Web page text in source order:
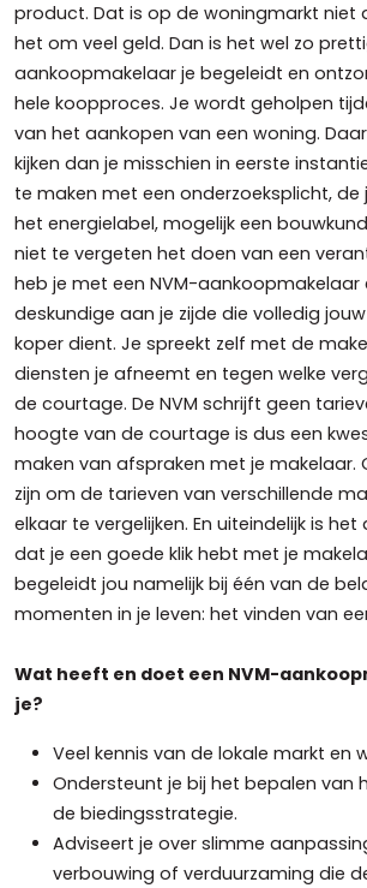
product. Dat is op de woningmarkt niet
het om veel geld. Dan is het wel zo
aankoopmakelaar je begeleidt en
hele koopproces. Je wordt geholpen
van het aankopen van een woning.
kijken dan je misschien in eerste
te maken met een onderzoeksplicht, de
het energielabel, mogelijk een
niet te vergeten het doen van een
heb je met een NVM-aankoopmakelaar
deskundige aan je zijde die volledig
koper dient. Je spreekt zelf met de
diensten je afneemt en tegen welke
de courtage. De NVM schrijft geen
hoogte van de courtage is dus een
maken van afspraken met je makelaar.
zijn om de tarieven van verschillende
elkaar te vergelijken. En uiteindelijk is het
dat je een goede klik hebt met je
begeleidt jou namelijk bij één van de
momenten in je leven: het vinden van
Wat heeft en doet een NVM-
je?
Veel kennis van de lokale markt en
Ondersteunt je bij het bepalen van
de biedingsstrategie.
Adviseert je over slimme
verbouwing of verduurzaming die